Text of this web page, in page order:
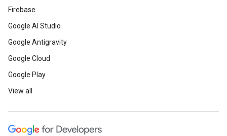
Firebase
Google AI Studio
Google Antigravity
Google Cloud
Google Play
View all